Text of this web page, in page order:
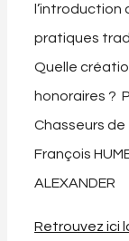
l’introduction
pratiques
Quelle
honoraires ?
Chasseurs de
François
ALEXANDER
Retrouvez ici